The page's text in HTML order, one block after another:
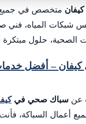
متخصص في جميع
شبكات المياه،
الصحية، حلول
– أفضل
عن سباك صحي في
أعمال السباكة،